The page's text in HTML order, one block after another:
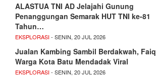
ALASTUA TNI AD Jelajahi Gunung
Penanggungan Semarak HUT TNI ke-81
Tahun…
EKSPLORASI- SENIN, 20 JUL 2026
Jualan Kambing Sambil Berdakwah, Faiq
Warga Kota Batu Mendadak Viral
EKSPLORASI- SENIN, 20 JUL 2026